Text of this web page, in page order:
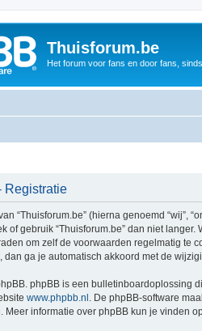
Thuisforum.be
Het forum voor fans en door fans,
Registratie
“Thuisforum.be” (hierna genoemd “wij”,
of gebruik “Thuisforum.be” dan niet
om zelf de voorwaarden regelmatig te
dan ga je automatisch akkoord met de
phpBB is een bulletinboardoplossing
www.phpbb.nl . De phpBB-software
Meer informatie over phpBB kun je vinden